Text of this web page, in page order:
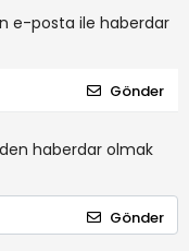
e-posta ile haberdar
Gönder
haberdar olmak
Gönder